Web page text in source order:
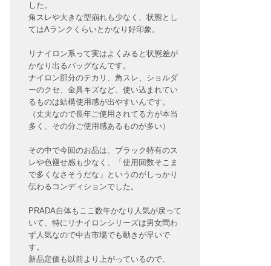
した。
角スレや大きな型崩れも少なく、状態とし
てはAランクくらいとかなり好印象。
リナイロン系って実はよくみると状態差が
かなり出るバッグなんです。
ナイロン部分のテカリ、角スレ、ショルダ
ーのクセ、金具キズなど、使い込まれてい
るものは結構使用感が出やすいんです。
（丈夫なので長年ご使用されてる方が本当
多く、その分ご使用感あるものが多い）
その中で今回のお品は、ブラック特有のス
レや色褪せ感も少なく、「使用回数そこま
で多くなさそうだな」というのがしっかり
伝わるコンディションでした。
PRADA自体もここ数年かなり人気が戻って
いて、特にリナイロンシリーズは男女問わ
ず人気なので中古市場でも動きが早いで
す。
新品定価も以前より上がっているので、